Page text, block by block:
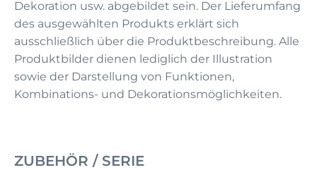
Dekoration usw. abgebildet sein. Der Lieferumfang
des ausgewählten Produkts erklärt sich
ausschließlich über die Produktbeschreibung. Alle
Produktbilder dienen lediglich der Illustration
sowie der Darstellung von Funktionen,
Kombinations- und Dekorationsmöglichkeiten.
ZUBEHÖR / SERIE